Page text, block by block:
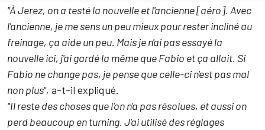
"À Jerez, on a testé la nouvelle et l'ancienne [aéro]. Avec
l'ancienne, je me sens un peu mieux pour rester incliné au
freinage, ça aide un peu. Mais je n'ai pas essayé la
nouvelle ici, j'ai gardé la même que Fabio et ça allait. Si
Fabio ne change pas, je pense que celle-ci n'est pas mal
non plus", a-t-il expliqué.
"Il reste des choses que l'on n'a pas résolues, et aussi on
perd beaucoup en turning. J'ai utilisé des réglages